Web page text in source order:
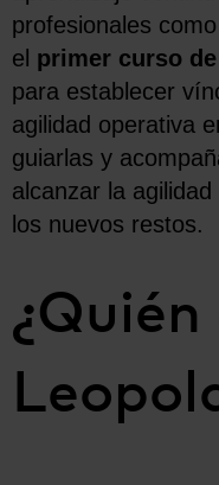
profesionales como
el primer curso
para establecer
agilidad operativa
guiarlas y
alcanzar la
los nuevos restos.
¿Quién